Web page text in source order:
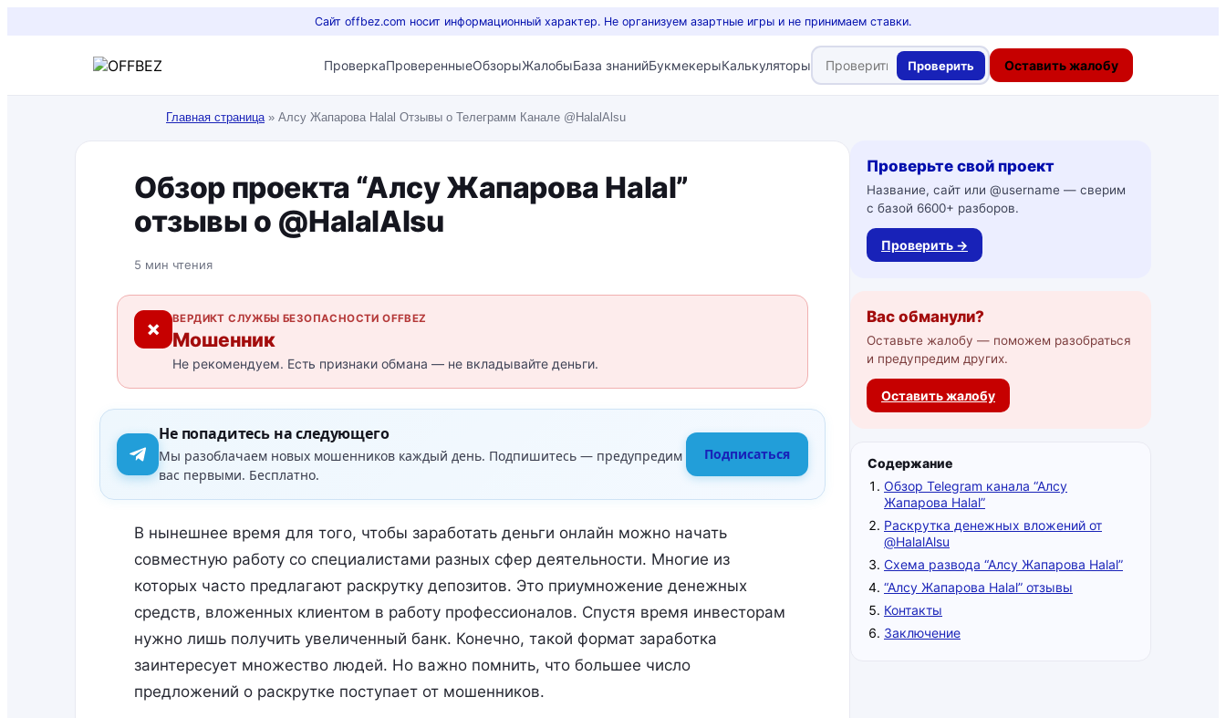
Сайт offbez.com носит информационный характер. Не организуем азартные игры и не принимаем ставки.
ПроверкаПроверенныеОбзорыЖалобыБаза знанийБукмекерыКалькуляторы Проверить Оставить жалобу
Главная страница» Алсу Жапарова Halal Отзывы о Телеграмм Канале @HalalAlsu
Обзор проекта “Алсу Жапарова Halal”
отзывы о @HalalAlsu
5 мин чтения
✗ ВЕРДИКТ СЛУЖБЫ БЕЗОПАСНОСТИ OFFBEZ
Мошенник
Не рекомендуем. Есть признаки обмана — не вкладывайте деньги.
Не попадитесь на следующего
Мы разоблачаем новых мошенников каждый день. Подпишитесь — предупредим
вас первыми. Бесплатно.
Подписаться
В нынешнее время для того, чтобы заработать деньги онлайн можно начать
совместную работу со специалистами разных сфер деятельности. Многие из
которых часто предлагают раскрутку депозитов. Это приумножение денежных
средств, вложенных клиентом в работу профессионалов. Спустя время инвесторам
нужно лишь получить увеличенный банк. Конечно, такой формат заработка
заинтересует множество людей. Но важно помнить, что большее число
предложений о раскрутке поступает от мошенников.
Проверьте свой проект
Название, сайт или @username — сверим
с базой 6600+ разборов.
Проверить →
Вас обманули?
Оставьте жалобу — поможем разобраться
и предупредим других.
Оставить жалобу
Содержание
Обзор Telegram канала “Алсу
Жапарова Halal”
Раскрутка денежных вложений от
@HalalAlsu
Схема развода “Алсу Жапарова Halal”
“Алсу Жапарова Halal” отзывы
Контакты
Заключение